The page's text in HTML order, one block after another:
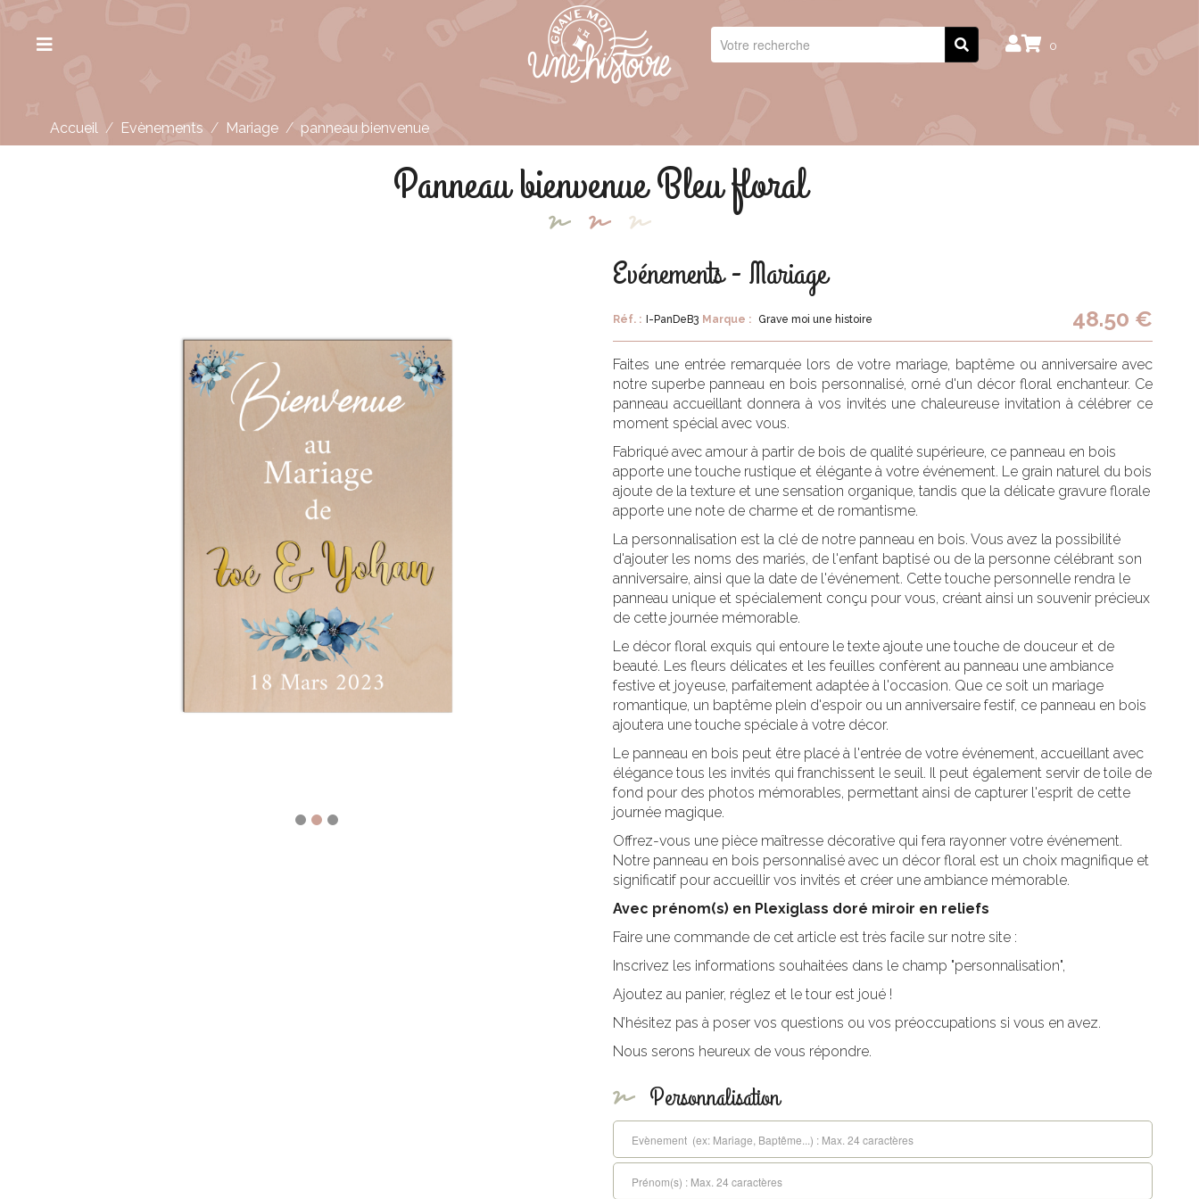
0
Accueil / Evènements / Mariage / panneau bienvenue
Panneau bienvenue Bleu floral
Evénements - Mariage
Réf. : I-PanDeB3 Marque : Grave moi une histoire 48.50 €
Faites une entrée remarquée lors de votre mariage, baptême ou anniversaire avec
notre superbe panneau en bois personnalisé, orné d'un décor floral enchanteur. Ce
panneau accueillant donnera à vos invités une chaleureuse invitation à célébrer ce
moment spécial avec vous.
Fabriqué avec amour à partir de bois de qualité supérieure, ce panneau en bois
apporte une touche rustique et élégante à votre événement. Le grain naturel du bois
ajoute de la texture et une sensation organique, tandis que la délicate gravure florale
apporte une note de charme et de romantisme.
La personnalisation est la clé de notre panneau en bois. Vous avez la possibilité
d'ajouter les noms des mariés, de l'enfant baptisé ou de la personne célébrant son
anniversaire, ainsi que la date de l'événement. Cette touche personnelle rendra le
panneau unique et spécialement conçu pour vous, créant ainsi un souvenir précieux
de cette journée mémorable.
Le décor floral exquis qui entoure le texte ajoute une touche de douceur et de
beauté. Les fleurs délicates et les feuilles confèrent au panneau une ambiance
festive et joyeuse, parfaitement adaptée à l'occasion. Que ce soit un mariage
romantique, un baptême plein d'espoir ou un anniversaire festif, ce panneau en bois
ajoutera une touche spéciale à votre décor.
Le panneau en bois peut être placé à l'entrée de votre événement, accueillant avec
élégance tous les invités qui franchissent le seuil. Il peut également servir de toile de
fond pour des photos mémorables, permettant ainsi de capturer l'esprit de cette
journée magique.
Offrez-vous une pièce maîtresse décorative qui fera rayonner votre événement.
Notre panneau en bois personnalisé avec un décor floral est un choix magnifique et
significatif pour accueillir vos invités et créer une ambiance mémorable.
Avec prénom(s) en Plexiglass doré miroir en reliefs
Faire une commande de cet article est très facile sur notre site :
Inscrivez les informations souhaitées dans le champ "personnalisation",
Ajoutez au panier, réglez et le tour est joué !
N’hésitez pas à poser vos questions ou vos préoccupations si vous en avez.
Nous serons heureux de vous répondre.
Personnalisation